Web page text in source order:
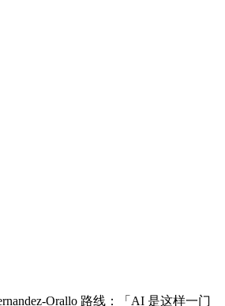
Orallo 路线：「AI 是这样一门